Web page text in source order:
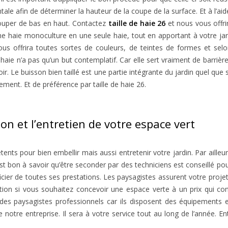
afin de déterminer la hauteur de la coupe de la surface. Et à
de bas en haut. Contactez taille de haie 26 et nous vous
haie monoculture en une seule haie, tout en apportant à votre
offrira toutes sortes de couleurs, de teintes de formes et
n’a pas qu’un but contemplatif. Car elle sert vraiment de
Le buisson bien taillé est une partie intégrante du jardin quel
Et de préférence par taille de haie 26.
et l’entretien de votre espace vert
pour bien embellir mais aussi entretenir votre jardin. Par
bon à savoir qu’être seconder par des techniciens est conseillé
de toutes ses prestations. Les paysagistes assurent votre
si vous souhaitez concevoir une espace verte à un prix qui
paysagistes professionnels car ils disposent des
entreprise. Il sera à votre service tout au long de l’année.